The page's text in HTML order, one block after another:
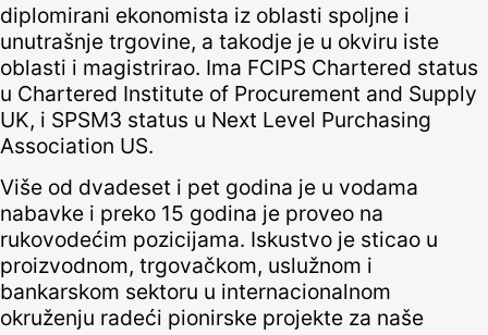
diplomirani ekonomista iz oblasti spoljne i
unutrašnje trgovine, a takodje je u okviru iste
oblasti i magistrirao. Ima FCIPS Chartered status
u Chartered Institute of Procurement and Supply
UK, i SPSM3 status u Next Level Purchasing
Association US.
Više od dvadeset i pet godina je u vodama
nabavke i preko 15 godina je proveo na
rukovodećim pozicijama. Iskustvo je sticao u
proizvodnom, trgovačkom, uslužnom i
bankarskom sektoru u internacionalnom
okruženju radeći pionirske projekte za naše